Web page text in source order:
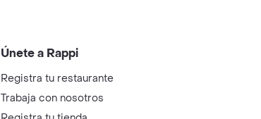
Únete a Rappi
Registra tu restaurante
Trabaja con nosotros